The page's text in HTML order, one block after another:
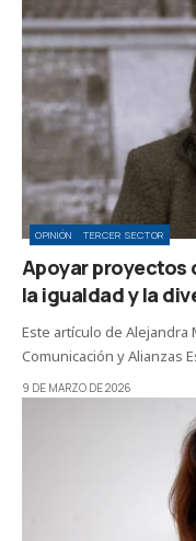
OPINIÓN TERCER SECTOR
Apoyar proyectos
la igualdad y la
Este artículo de Alejandra
Comunicación y Alianzas
9 DE MARZO DE 2026